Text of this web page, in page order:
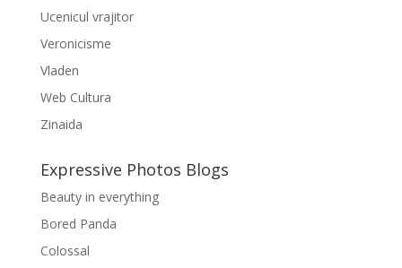
Ucenicul vrajitor
Veronicisme
Vladen
Web Cultura
Zinaida
Expressive Photos Blogs
Beauty in everything
Bored Panda
Colossal